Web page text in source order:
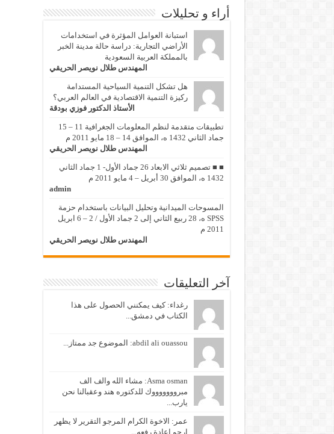
أراء و تحليلات
استبانة العوامل المؤثرة في استخدامات
الأراضي التجارية: دراسة حالة مدينة الخبر
بالمملكة العربية السعودية
المهندس طلال نويصر الحريقي
هل تشكل التنمية السياحية المستدامة
ركيزة التنمية الاقتصادية في العالم العربي؟
الأستاذ الدكتور فوزي بودقة
تطبيقات متقدمة لنظم المعلومات الجغرافية 11 – 15
جماد الثاني 1432 ه، الموافق 14 – 18 مايو 2011 م
المهندس طلال نويصر الحريقي
■ ■ تصميم ثلاثي الابعاد 26 جماد الأول- 1 جماد الثاني
1432 ه، الموافق 30 أبريل – 4 مايو 2011 م
admin
المسوحات الميدانية وتحليل البيانات باستخدام حزمة
SPSS ه، 28 ربيع الثاني إلى 2 جماد الأول / 2 – 6 ابريل
2011 م
المهندس طلال نويصر الحريقي
آخر التعليقات
رغداء: كيف يمكنني الحصول على هذا
الكتاب في دمشق...
abdil ali ouassou: الموضوع جد ممتاز...
Asma osman: مشاء الله والف الف
مبروووووووك للدكتوره هند وعقبالنا نحن
يارب...
عمر: الاخوة الكرام المرجو التقرير لا يظهر
ارجو اعادة رفعه...